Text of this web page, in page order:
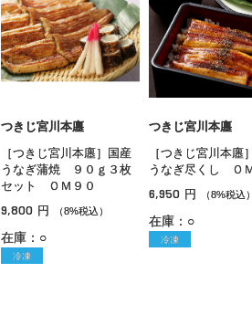
つきじ宮川本廛
［つきじ宮川本廛］国産
うなぎ蒲焼 ９０ｇ３枚
セット ＯＭ９０
9,800 円 （8%税込）
在庫：○
冷凍
つきじ宮川本廛
［つきじ宮川本廛
うなぎ尽くし Ｏ
6,950 円 （8%税込
在庫：○
冷凍